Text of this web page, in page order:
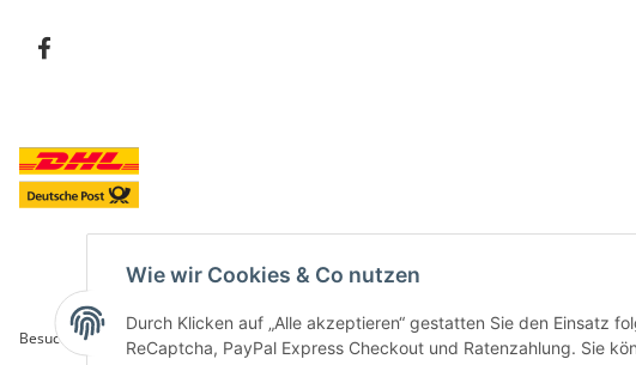
Besucherzähler: 5848101
Wie wir Cookies & Co nutzen
Durch Klicken auf „Alle akzeptieren“ gestatten Sie den Einsatz
ReCaptcha, PayPal Express Checkout und Ratenzahlung. Sie